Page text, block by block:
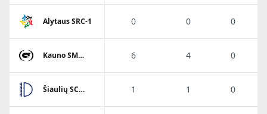
Alytaus SRC-1 0 0 0
Kauno SM
6 4 0
Šiaulių SC
1 1 0